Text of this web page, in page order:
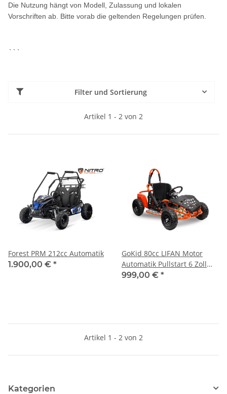
Die Nutzung hängt von Modell, Zulassung und lokalen
Vorschriften ab. Bitte vorab die geltenden Regelungen prüfen.
```
Filter und Sortierung
Artikel 1 - 2 von 2
Forest PRM 212cc Automatik
1.900,00 € *
GoKid 80cc LIFAN Motor
Automatik Pullstart 6 Zoll
Offroad Kinderbuggy
999,00 € *
Artikel 1 - 2 von 2
Kategorien